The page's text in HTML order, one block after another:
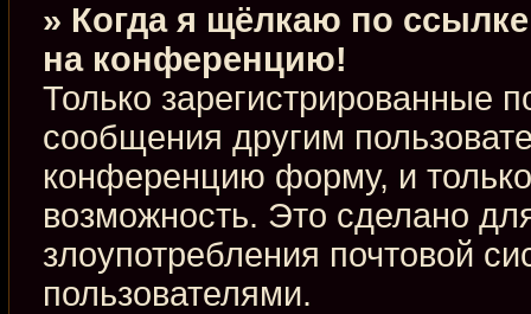
» Когда я щёлкаю по
на конференцию!
Только зарегистрированные
сообщения другим
конференцию форму, и
возможность. Это сделано
злоупотребления почтовой
пользователями.